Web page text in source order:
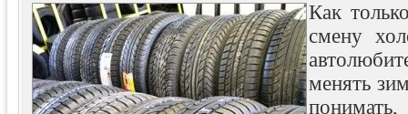
Как
смену
менять